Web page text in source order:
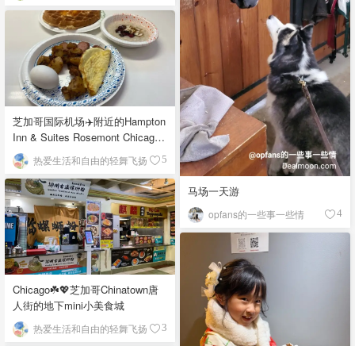
马场一天游
opfans的一些事一些情 4
芝加哥国际机场✈️附近的Hampton
Inn & Suites Rosemont Chicago
O'Hare自助早餐
热爱生活和自由的轻舞飞扬 5
Chicago☘️💖芝加哥Chinatown唐
人街的地下mini小美食城
热爱生活和自由的轻舞飞扬 3